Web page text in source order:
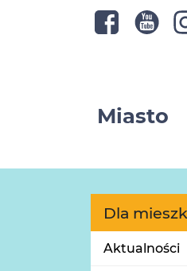
Miasto
Dla
Aktualności